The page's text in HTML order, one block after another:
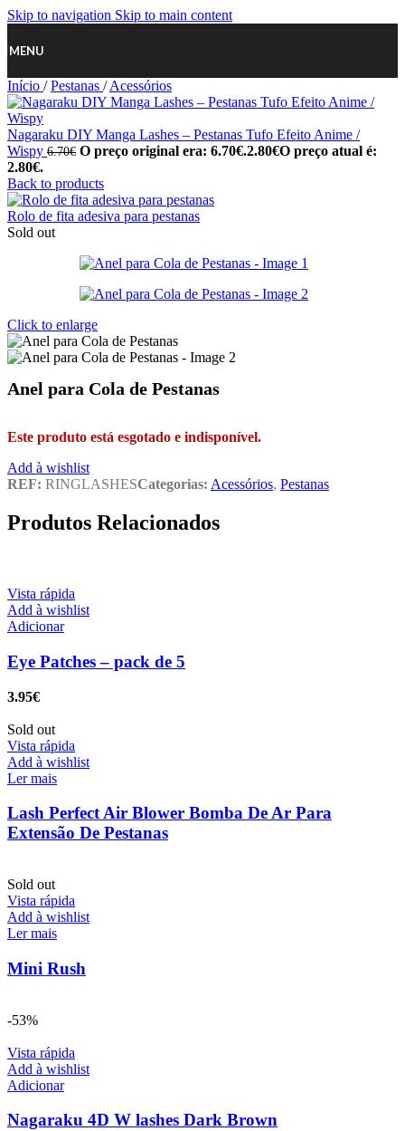
Skip to navigation Skip to main content
MENU
Início / Pestanas / Acessórios
Nagaraku DIY Manga Lashes – Pestanas Tufo Efeito Anime /
Wispy 6.70€ O preço original era: 6.70€.2.80€O preço atual é:
2.80€.
Back to products
Rolo de fita adesiva para pestanas
Sold out
Click to enlarge
Anel para Cola de Pestanas
Este produto está esgotado e indisponível.
Add à wishlist
REF: RINGLASHESCategorias: Acessórios, Pestanas
Produtos Relacionados
Vista rápida
Add à wishlist
Adicionar
Eye Patches – pack de 5
3.95€
Sold out
Vista rápida
Add à wishlist
Ler mais
Lash Perfect Air Blower Bomba De Ar Para
Extensão De Pestanas
Sold out
Vista rápida
Add à wishlist
Ler mais
Mini Rush
-53%
Vista rápida
Add à wishlist
Adicionar
Nagaraku 4D W lashes Dark Brown